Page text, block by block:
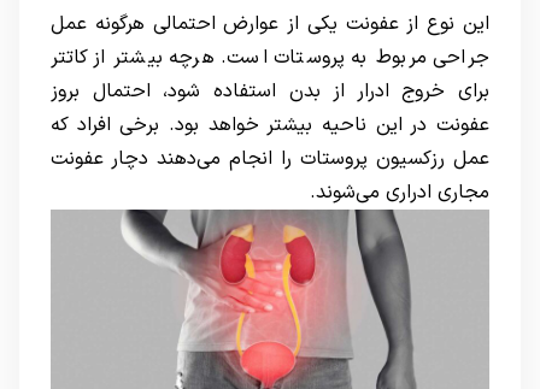
این نوع از عفونت یکی از عوارض احتمالی هرگونه عمل
جراحی مربوط به پروستات است. هرچه بیشتر از کاتتر
برای خروج ادرار از بدن استفاده شود، احتمال بروز
عفونت در این ناحیه بیشتر خواهد بود. برخی افراد که
عمل رزکسیون پروستات را انجام می‌دهند دچار عفونت
مجاری ادراری می‌شوند.